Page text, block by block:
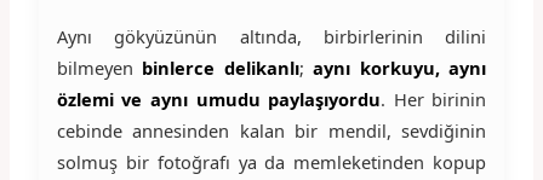
Aynı gökyüzünün altında, birbirlerinin dilini
bilmeyen binlerce delikanlı;aynı korkuyu, aynı
özlemi ve aynı umudu paylaşıyordu. Her birinin
cebinde annesinden kalan bir mendil, sevdiğinin
solmuş bir fotoğrafı ya da memleketinden kopup